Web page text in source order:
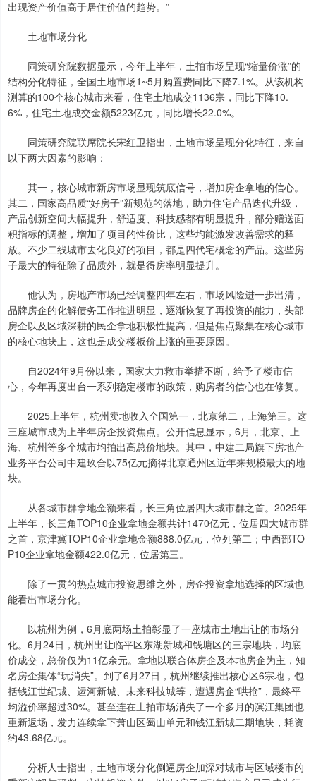
出现资产价值高于居住价值的趋势。”
土地市场分化
同策研究院数据显示，今年上半年，土拍市场呈现“缩量价涨”的
结构分化特征，全国土地市场1~5月购置费同比下降7.1%。从该机构
测算的100个核心城市来看，住宅土地成交1136宗，同比下降10.
6%，住宅土地成交金额5223亿元，同比增长22.0%。
同策研究院联席院长宋红卫指出，土地市场呈现分化特征，来自
以下两大因素的影响：
其一，核心城市新房市场显现筑底信号，增加房企拿地的信心。
其二，国家高品质“好房子”新规范的落地，助力住宅产品迭代升级，
产品创新空间大幅提升，舒适度、科技感都有明显提升，部分赠送面
积指标的调整，增加了项目的性价比，这些均能激发改善需求的释
放。不少二线城市去化良好的项目，都是四代宅概念的产品。这些房
子最大的特征除了品质外，就是得房率明显提升。
他认为，房地产市场已经调整四年左右，市场风险进一步出清，
品牌房企的化解债务工作推进明显，逐渐恢复了再投资的能力，头部
房企以及区域深耕的民企拿地积极性提高，但是焦点聚集在核心城市
的核心地块上，这也是成交楼板价上涨的重要原因。
自2024年9月份以来，国家大力救市举措不断，给予了楼市信
心，今年再度出台一系列稳定楼市的政策，购房者的信心也在修复。
2025上半年，杭州卖地收入全国第一，北京第二，上海第三。这
三座城市成为上半年房企投资焦点。公开信息显示，6月，北京、上
海、杭州等多个城市均拍出高总价地块。其中，中建二局旗下房地产
业务平台公司中建玖合以75亿元摘得北京通州区近年来规模最大的地
块。
从各城市群拿地金额来看，长三角位居四大城市群之首。2025年
上半年，长三角TOP10企业拿地金额共计1470亿元，位居四大城市群
之首，京津冀TOP10企业拿地金额888.0亿元，位列第二；中西部TO
P10企业拿地金额422.0亿元，位居第三。
除了一贯的热点城市投资思维之外，房企投资拿地选择的区域也
能看出市场分化。
以杭州为例，6月底两场土拍彰显了一座城市土地出让的市场分
化。6月24日，杭州出让临平区东湖新城和钱塘区的三宗地块，均底
价成交，总价仅为11亿余元。拿地以联合体房企及本地房企为主，知
名房企集体“玩消失”。到了6月27日，杭州继续推出核心区6宗地，包
括钱江世纪城、运河新城、未来科技城等，遭遇房企“哄抢”，最终平
均溢价率超过30%。甚至连在土拍市场消失了一个多月的滨江集团也
重新返场，发力连续拿下萧山区蜀山单元和钱江新城二期地块，耗资
约43.68亿元。
分析人士指出，土地市场分化倒逼房企加深对城市与区域楼市的